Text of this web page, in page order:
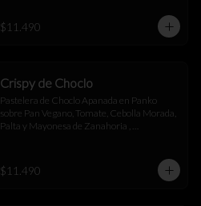
$11.490
Crispy de Choclo
Pastelera de Choclo Apanada en Panko
sobre Pan Vegano, Tomate, Cebolla Morada,
Palta y Mayonesa de Zanahoria ,
$11.490